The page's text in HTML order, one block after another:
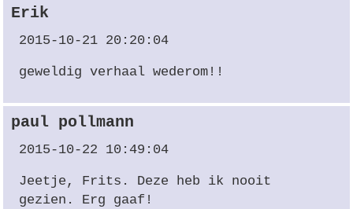
Erik
2015-10-21 20:20:04
geweldig verhaal wederom!!
paul pollmann
2015-10-22 10:49:04
Jeetje, Frits. Deze heb ik nooit
gezien. Erg gaaf!